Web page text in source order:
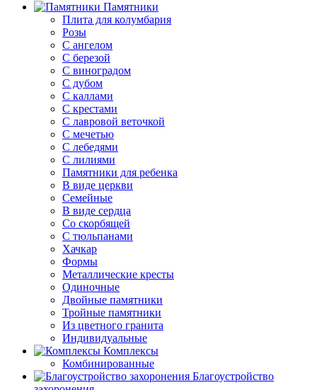
Памятники
Плита для колумбария
Розы
C ангелом
C березой
С виноградом
С дубом
С каллами
С крестами
С лавровой веточкой
С мечетью
C лебедями
С лилиями
Памятники для ребенка
В виде церкви
Семейные
В виде сердца
Со скорбящей
С тюльпанами
Хачкар
Формы
Металлические кресты
Одиночные
Двойные памятники
Тройные памятники
Из цветного гранита
Индивидуальные
Комплексы
Комбинированные
Благоустройство